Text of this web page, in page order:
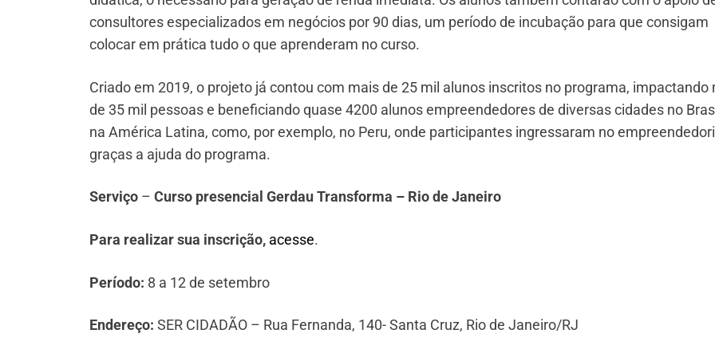
consultores especializados em negócios por 90 dias, um período de incubação para que consigam
colocar em prática tudo o que aprenderam no curso.
Criado em 2019, o projeto já contou com mais de 25 mil alunos inscritos no programa, impactando
de 35 mil pessoas e beneficiando quase 4200 alunos empreendedores de diversas cidades no
na América Latina, como, por exemplo, no Peru, onde participantes ingressaram no
graças a ajuda do programa.
Serviço – Curso presencial Gerdau Transforma – Rio de Janeiro
Para realizar sua inscrição, acesse.
Período: 8 a 12 de setembro
Endereço: SER CIDADÃO – Rua Fernanda, 140- Santa Cruz, Rio de Janeiro/RJ